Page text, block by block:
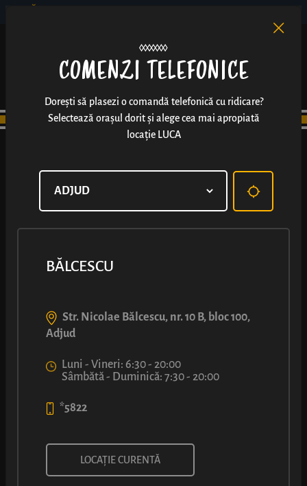
MERDENEA CU BRÂNZĂ
COMENZI TELEFONICE
Dorești să plasezi o comandă telefonică cu ridicare?
Selectează orașul dorit și alege cea mai apropiată
locație LUCA
BĂLCESCU
Str. Nicolae Bălcescu, nr. 10 B, bloc 100,
Adjud
Luni - Vineri: 6:30 - 20:00
Sâmbătă - Duminică: 7:30 - 20:00
*5822
LOCAȚIE CURENTĂ